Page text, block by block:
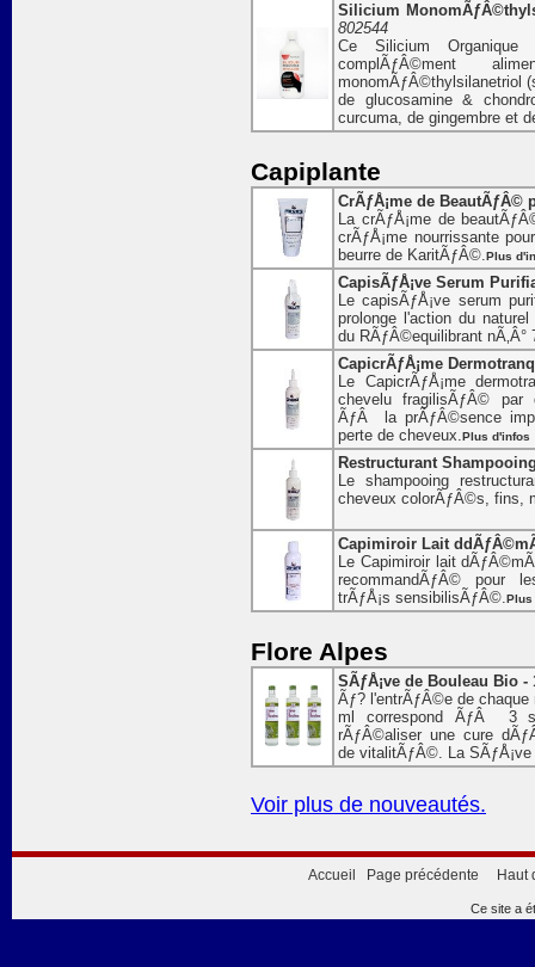
Silicium
802544
Ce Silicium Organique
complÃƒÂ©ment
monomÃƒÂ©thylsilanetriol
de glucosamine &
curcuma, de gingembre et
Capiplante
CrÃƒÅ¡me de BeautÃƒÂ©
La crÃƒÅ¡me de
crÃƒÅ¡me nourrissante
beurre de KaritÃƒÂ©.Plus
CapisÃƒÅ¡ve Serum
Le capisÃƒÅ¡ve serum
prolonge l'action du
du RÃƒÂ©equilibrant nÃ‚Â°
CapicrÃƒÅ¡me
Le CapicrÃƒÅ¡me
chevelu fragilisÃƒÂ© par
ÃƒÂ la prÃƒÂ©sence
perte de cheveux.Plus d'infos
Restructurant
Le shampooing
cheveux colorÃƒÂ©s, fins,
Capimiroir Lait
Le Capimiroir lait
recommandÃƒÂ© pour
trÃƒÅ¡s sensibilisÃƒÂ©.Plus
Flore Alpes
SÃƒÅ¡ve de Bouleau Bio -
Ãƒ? l'entrÃƒÂ©e de
ml correspond ÃƒÂ 3
rÃƒÂ©aliser une cure
de vitalitÃƒÂ©. La
Voir plus de nouveautés.
Accueil Page précédente Haut
Ce site a